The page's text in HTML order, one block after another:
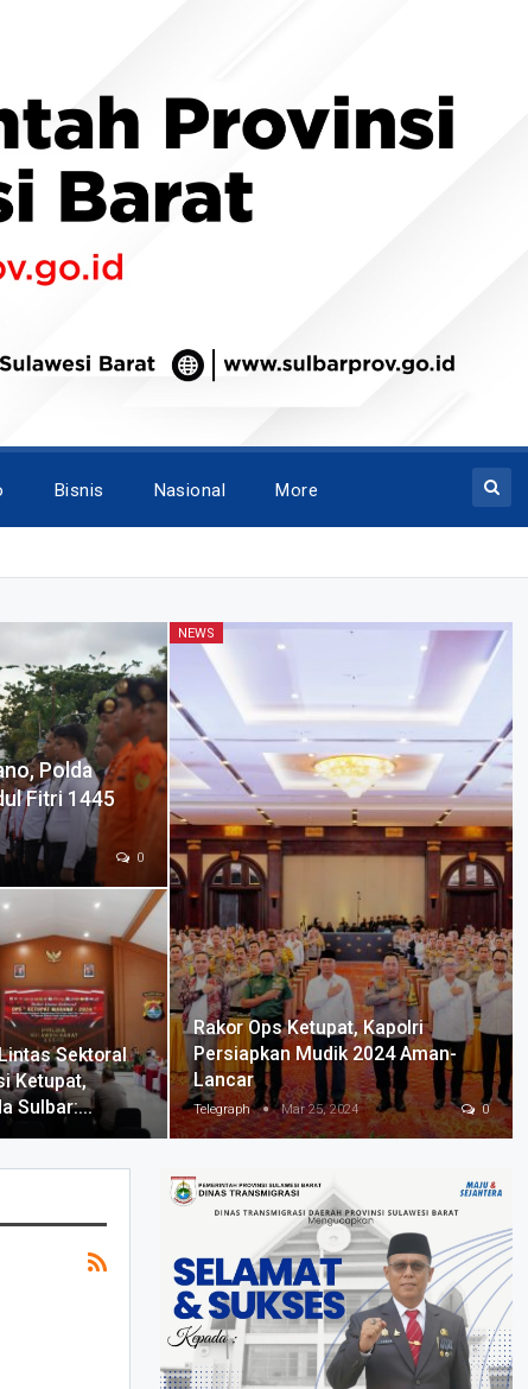
Bisnis Nasional More
Polda
Fitri 1445
0
Sektoral
Ketupat,
Sulbar:…
NEWS
Rakor Ops Ketupat, Kapolri
Persiapkan Mudik 2024 Aman-
Lancar
Telegraph Mar 25, 2024 0